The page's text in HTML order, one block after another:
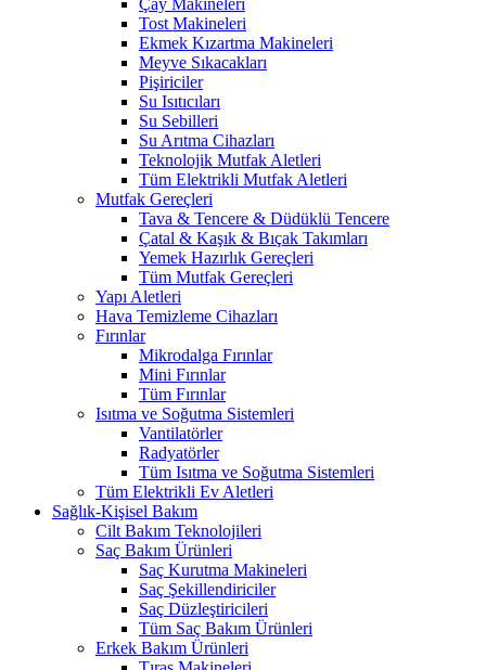
Çay Makineleri
Tost Makineleri
Ekmek Kızartma Makineleri
Meyve Sıkacakları
Pişiriciler
Su Isıtıcıları
Su Sebilleri
Su Arıtma Cihazları
Teknolojik Mutfak Aletleri
Tüm Elektrikli Mutfak Aletleri
Mutfak Gereçleri
Tava & Tencere & Düdüklü Tencere
Çatal & Kaşık & Bıçak Takımları
Yemek Hazırlık Gereçleri
Tüm Mutfak Gereçleri
Yapı Aletleri
Hava Temizleme Cihazları
Fırınlar
Mikrodalga Fırınlar
Mini Fırınlar
Tüm Fırınlar
Isıtma ve Soğutma Sistemleri
Vantilatörler
Radyatörler
Tüm Isıtma ve Soğutma Sistemleri
Tüm Elektrikli Ev Aletleri
Sağlık-Kişisel Bakım
Cilt Bakım Teknolojileri
Saç Bakım Ürünleri
Saç Kurutma Makineleri
Saç Şekillendiriciler
Saç Düzleştiricileri
Tüm Saç Bakım Ürünleri
Erkek Bakım Ürünleri